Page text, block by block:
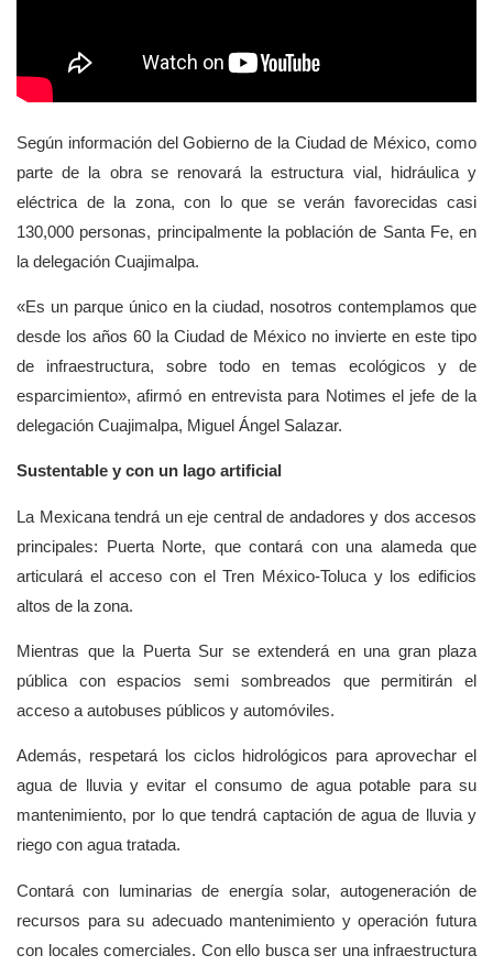
Según información del Gobierno de la Ciudad de México, como
parte de la obra se renovará la estructura vial, hidráulica y
eléctrica de la zona, con lo que se verán favorecidas casi
130,000 personas, principalmente la población de Santa Fe, en
la delegación Cuajimalpa.
«Es un parque único en la ciudad, nosotros contemplamos que
desde los años 60 la Ciudad de México no invierte en este tipo
de infraestructura, sobre todo en temas ecológicos y de
esparcimiento», afirmó en entrevista para Notimes el jefe de la
delegación Cuajimalpa, Miguel Ángel Salazar.
Sustentable y con un lago artificial
La Mexicana tendrá un eje central de andadores y dos accesos
principales: Puerta Norte, que contará con una alameda que
articulará el acceso con el Tren México-Toluca y los edificios
altos de la zona.
Mientras que la Puerta Sur se extenderá en una gran plaza
pública con espacios semi sombreados que permitirán el
acceso a autobuses públicos y automóviles.
Además, respetará los ciclos hidrológicos para aprovechar el
agua de lluvia y evitar el consumo de agua potable para su
mantenimiento, por lo que tendrá captación de agua de lluvia y
riego con agua tratada.
Contará con luminarias de energía solar, autogeneración de
recursos para su adecuado mantenimiento y operación futura
con locales comerciales. Con ello busca ser una infraestructura